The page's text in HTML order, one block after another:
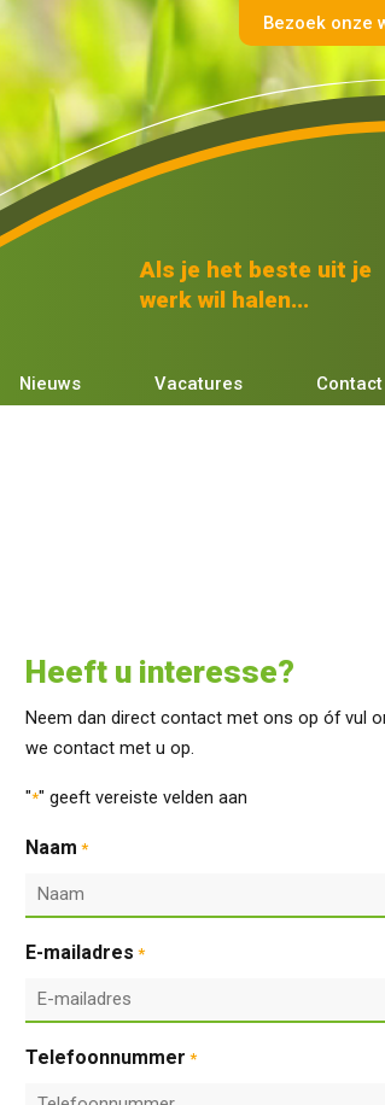
Bezoek onze
Als je het beste uit je
werk wil halen...
Nieuws Vacatures Contact
Heeft u interesse?
Neem dan direct contact met ons op óf vul
we contact met u op.
"*" geeft vereiste velden aan
Naam *
E-mailadres *
Telefoonnummer *